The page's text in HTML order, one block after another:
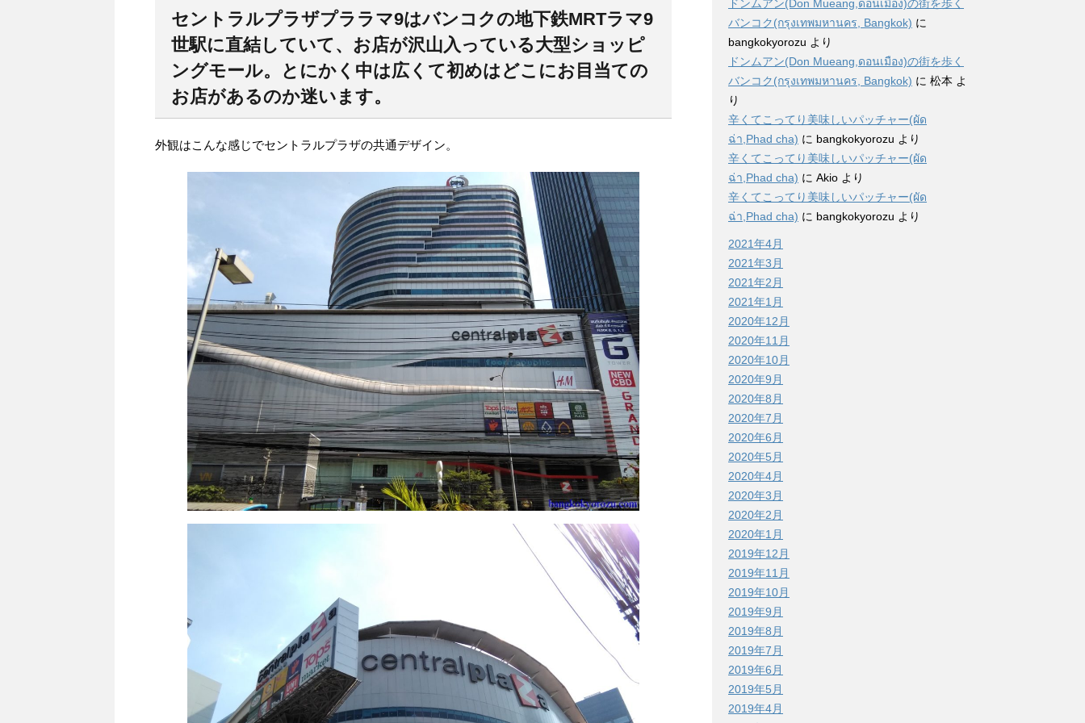
セントラルプラザプララマ9はバンコクの地下鉄MRTラマ9
世駅に直結していて、お店が沢山入っている大型ショッピ
ングモール。とにかく中は広くて初めはどこにお目当ての
お店があるのか迷います。
外観はこんな感じでセントラルプラザの共通デザイン。
ドンムアン(Don Mueang,ดอนเมือง)の街を歩く
バンコク(กรุงเทพมหานคร, Bangkok) に
bangkokyorozu より
ドンムアン(Don Mueang,ดอนเมือง)の街を歩く
バンコク(กรุงเทพมหานคร, Bangkok) に 松本 よ
り
辛くてこってり美味しいパッチャー(ผัด
ฉ่า,Phad cha) に bangkokyorozu より
辛くてこってり美味しいパッチャー(ผัด
ฉ่า,Phad cha) に Akio より
辛くてこってり美味しいパッチャー(ผัด
ฉ่า,Phad cha) に bangkokyorozu より
2021年4月
2021年3月
2021年2月
2021年1月
2020年12月
2020年11月
2020年10月
2020年9月
2020年8月
2020年7月
2020年6月
2020年5月
2020年4月
2020年3月
2020年2月
2020年1月
2019年12月
2019年11月
2019年10月
2019年9月
2019年8月
2019年7月
2019年6月
2019年5月
2019年4月